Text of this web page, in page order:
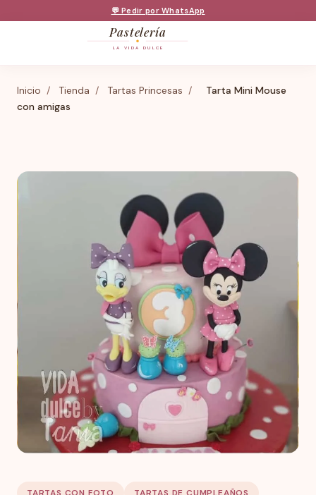
💬 Pedir por WhatsApp
Pastelería
LA VIDA DULCE
Inicio / Tienda / Tartas Princesas /
Tarta Mini Mouse
con amigas